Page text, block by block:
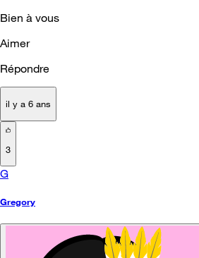
Bien à vous
Aimer
Répondre
il y a 6 ans
3
G
Gregory